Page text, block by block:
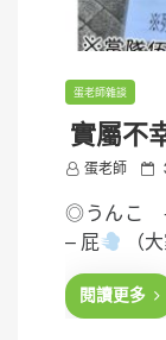
蛋老師雜談
實屬不
蛋老師
P
e
◎うんこ
– 屁
（
閱讀更多